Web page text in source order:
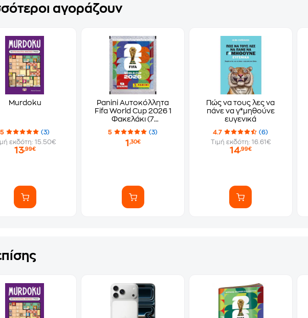
αγοράζουν
Murdoku
5
(3)
εκδότη: 15.50€
13,99€
Panini Αυτοκόλλητα
Fifa World Cup 2026 1
Φακελάκι (7
Αυτοκόλλητα)
5 (3)
1 ,30€
Πώς να τους λες να
πάνε να γ*μηθούνε
ευγενικά
4.7
(6)
Τιμή εκδότη: 16.61€
14,99€